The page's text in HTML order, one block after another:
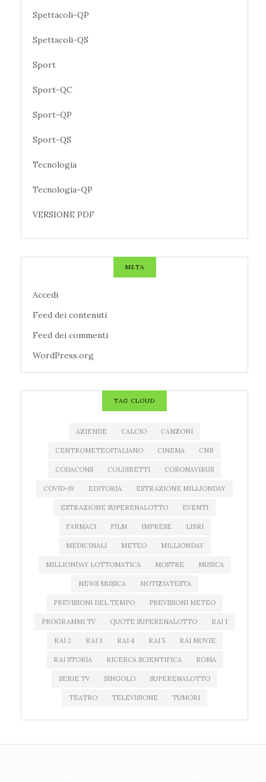
Spettacoli-QP
Spettacoli-QS
Sport
Sport-QC
Sport-QP
Sport-QS
Tecnologia
Tecnologia-QP
VERSIONE PDF
META
Accedi
Feed dei contenuti
Feed dei commenti
WordPress.org
TAG CLOUD
AZIENDE CALCIO CANZONI
CENTROMETEOITALIANO CINEMA CNR
CODACONS COLDIRETTI CORONAVIRUS
COVID-19 EDITORIA ESTRAZIONE MILLIONDAY
ESTRAZIONE SUPERENALOTTO EVENTI
FARMACI FILM IMPRESE LIBRI
MEDICINALI METEO MILLIONDAY
MILLIONDAY LOTTOMATICA MOSTRE MUSICA
NEWS MUSICA NOTIZIATESTA
PREVISIONI DEL TEMPO PREVISIONI METEO
PROGRAMMI TV QUOTE SUPERENALOTTO RAI 1
RAI 2 RAI 3 RAI 4 RAI 5 RAI MOVIE
RAI STORIA RICERCA SCIENTIFICA ROMA
SERIE TV SINGOLO SUPERENALOTTO
TEATRO TELEVISIONE TUMORI